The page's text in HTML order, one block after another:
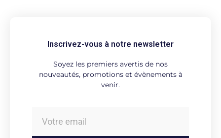
Inscrivez-vous à notre newsletter
Soyez les premiers avertis de nos
nouveautés, promotions et évènements à
venir.